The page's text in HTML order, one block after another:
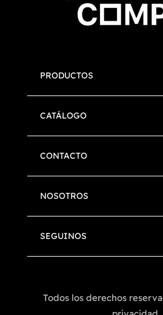
PRODUCTOS
CATÁLOGO
CONTACTO
NOSOTROS
SEGUINOS
Todos los derechos